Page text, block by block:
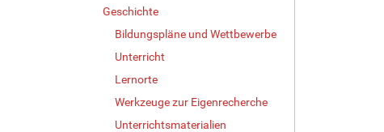
Geschichte
Bildungspläne und Wettbewerbe
Unterricht
Lernorte
Werkzeuge zur Eigenrecherche
Unterrichtsmaterialien